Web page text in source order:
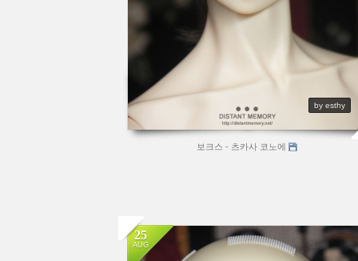
by esthy
보크스 - 츠카사 코노에
25
AUG